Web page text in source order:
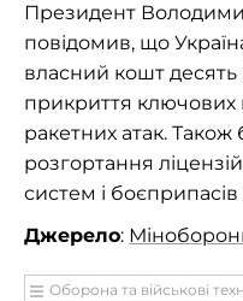
Президент
повідомив, що
власний кошт
прикриття ключових
ракетних атак.
розгортання
систем і боєприпасів
Джерело:
Оборона та військові